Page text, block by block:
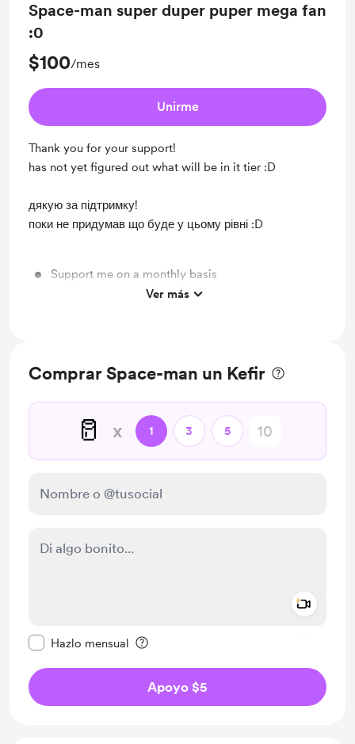
Space-man super duper puper mega fan
:0
$100/mes
Unirme
Thank you for your support!
has not yet figured out what will be in it tier :D
дякую за підтримку!
поки не придумав що буде у цьому рівні :D
Support me on a monthly basis
Unlock exclusive posts and messages
Ver más
Comprar Space-man un Kefir
🥛 x 1 3 5
Hazlo mensual
Apoyo $5